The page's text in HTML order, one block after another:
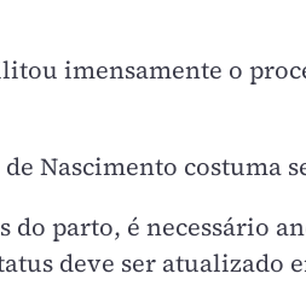
imensamente o
Nascimento costuma
do parto, é necessário
deve ser atualizado